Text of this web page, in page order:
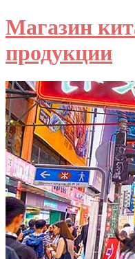
Магазин
продукции